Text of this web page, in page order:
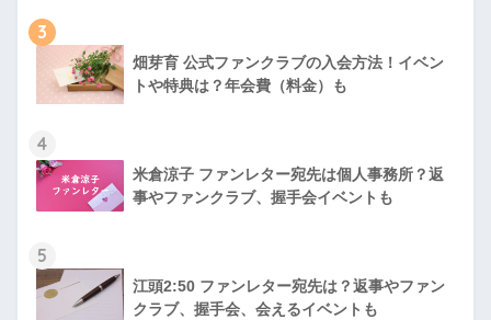
3
畑芽育 公式ファンクラブの入会方法！イベン
トや特典は？年会費（料金）も
4
米倉涼子 ファンレター宛先は個人事務所？返
事やファンクラブ、握手会イベントも
5
江頭2:50 ファンレター宛先は？返事やファン
クラブ、握手会、会えるイベントも